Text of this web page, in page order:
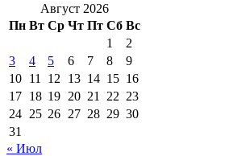
Август 2026
Пн Вт Ср Чт Пт Сб Вс
1
2
3
4 5 6 7 8
9
10 11 12 13 14 15 16
17 18 19 20 21 22 23
24 25 26 27 28 29 30
31
« Июл